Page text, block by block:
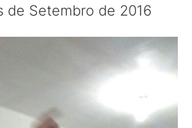
de Setembro de 2016